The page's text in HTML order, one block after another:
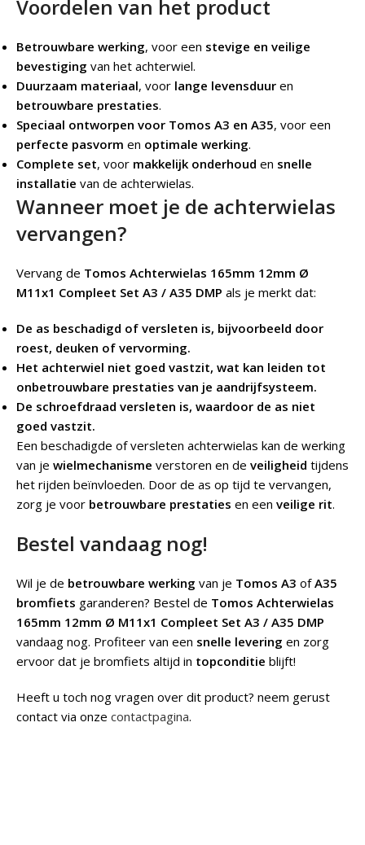
Voordelen van het product
Betrouwbare werking, voor een stevige en veilige
bevestiging van het achterwiel.
Duurzaam materiaal, voor lange levensduur en
betrouwbare prestaties.
Speciaal ontworpen voor Tomos A3 en A35, voor een
perfecte pasvorm en optimale werking.
Complete set, voor makkelijk onderhoud en snelle
installatie van de achterwielas.
Wanneer moet je de achterwielas
vervangen?
Vervang de Tomos Achterwielas 165mm 12mm Ø
M11x1 Compleet Set A3 / A35 DMP als je merkt dat:
De as beschadigd of versleten is, bijvoorbeeld door
roest, deuken of vervorming.
Het achterwiel niet goed vastzit, wat kan leiden tot
onbetrouwbare prestaties van je aandrijfsysteem.
De schroefdraad versleten is, waardoor de as niet
goed vastzit.
Een beschadigde of versleten achterwielas kan de werking
van je wielmechanisme verstoren en de veiligheid tijdens
het rijden beïnvloeden. Door de as op tijd te vervangen,
zorg je voor betrouwbare prestaties en een veilige rit.
Bestel vandaag nog!
Wil je de betrouwbare werking van je Tomos A3 ofA35
bromfiets garanderen? Bestel de Tomos Achterwielas
165mm 12mm Ø M11x1 Compleet Set A3 / A35 DMP
vandaag nog. Profiteer van een snelle levering en zorg
ervoor dat je bromfiets altijd in topconditie blijft!
Heeft u toch nog vragen over dit product? neem gerust
contact via onze contactpagina.